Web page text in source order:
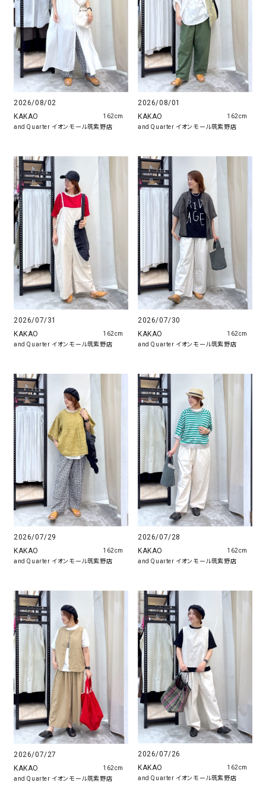
2026/08/02
KAKAO
and Quarter イオンモール筑紫野店
162cm
2026/08/01
KAKAO
and Quarter イオンモール筑紫野店
162cm
2026/07/31
KAKAO
and Quarter イオンモール筑紫野店
162cm
2026/07/30
KAKAO
and Quarter イオンモール筑紫野店
162cm
2026/07/29
KAKAO
and Quarter イオンモール筑紫野店
162cm
2026/07/28
KAKAO
and Quarter イオンモール筑紫野店
162cm
2026/07/27
KAKAO
and Quarter イオンモール筑紫野店
162cm
2026/07/26
KAKAO
and Quarter イオンモール筑紫野店
162cm